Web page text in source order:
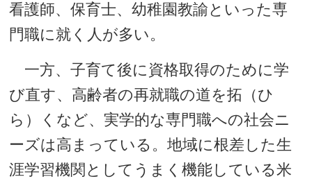
看護師、保育士、幼稚園教諭といった専
門職に就く人が多い。
一方、子育て後に資格取得のために学
び直す、高齢者の再就職の道を拓（ひ
ら）くなど、実学的な専門職への社会ニ
ーズは高まっている。地域に根差した生
涯学習機関としてうまく機能している米